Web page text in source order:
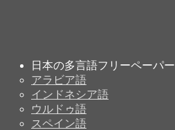
日本の多言語フリーペーパー
アラビア語
インドネシア語
ウルドゥ語
スペイン語